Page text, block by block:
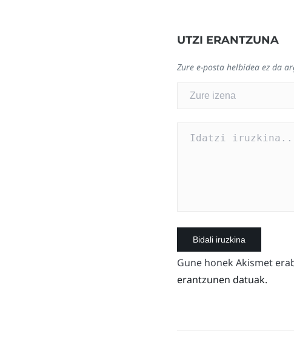
UTZI ERANTZUNA
Zure e-posta helbidea ez da
Gune honek Akismet
erantzunen datuak.